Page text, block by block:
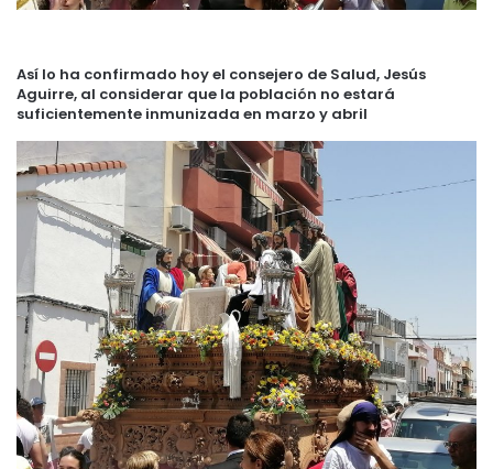
Así lo ha confirmado hoy el consejero de Salud, Jesús
Aguirre, al considerar que la población no estará
suficientemente inmunizada en marzo y abril